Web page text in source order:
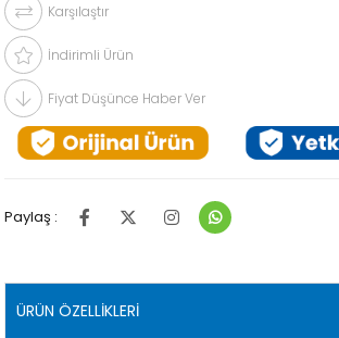
Karşılaştır
İndirimli Ürün
Fiyat Düşünce Haber Ver
Paylaş :
ÜRÜN ÖZELLIKLERI